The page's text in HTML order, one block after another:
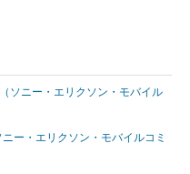
ソニー・エリクソン・モバイル
ー・エリクソン・モバイルコミ